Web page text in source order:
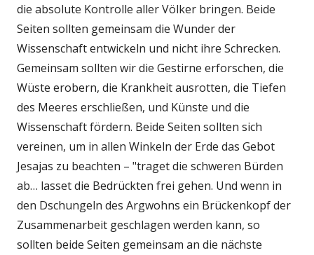
die absolute Kontrolle aller Völker bringen. Beide
Seiten sollten gemeinsam die Wunder der
Wissenschaft entwickeln und nicht ihre Schrecken.
Gemeinsam sollten wir die Gestirne erforschen, die
Wüste erobern, die Krankheit ausrotten, die Tiefen
des Meeres erschließen, und Künste und die
Wissenschaft fördern. Beide Seiten sollten sich
vereinen, um in allen Winkeln der Erde das Gebot
Jesajas zu beachten – "traget die schweren Bürden
ab… lasset die Bedrückten frei gehen. Und wenn in
den Dschungeln des Argwohns ein Brückenkopf der
Zusammenarbeit geschlagen werden kann, so
sollten beide Seiten gemeinsam an die nächste